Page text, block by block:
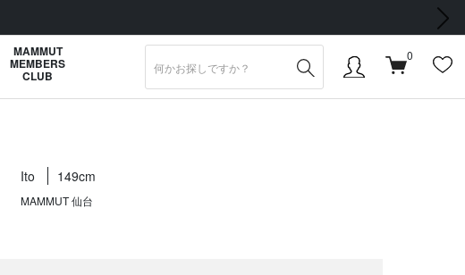
次の画像
MAMMUT
MEMBERS
CLUB
0
Ito 149cm
MAMMUT 仙台